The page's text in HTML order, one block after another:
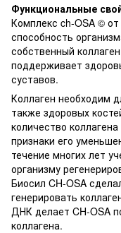
Функциональные
Комплекс ch-OSA ©
способность
собственный
поддерживает
суставов.
Коллаген необходим
также здоровых
количество
признаки его
течение многих лет
организму
Биосил CH-OSA
генерировать
ДНК делает CH-OSA
коллагена.